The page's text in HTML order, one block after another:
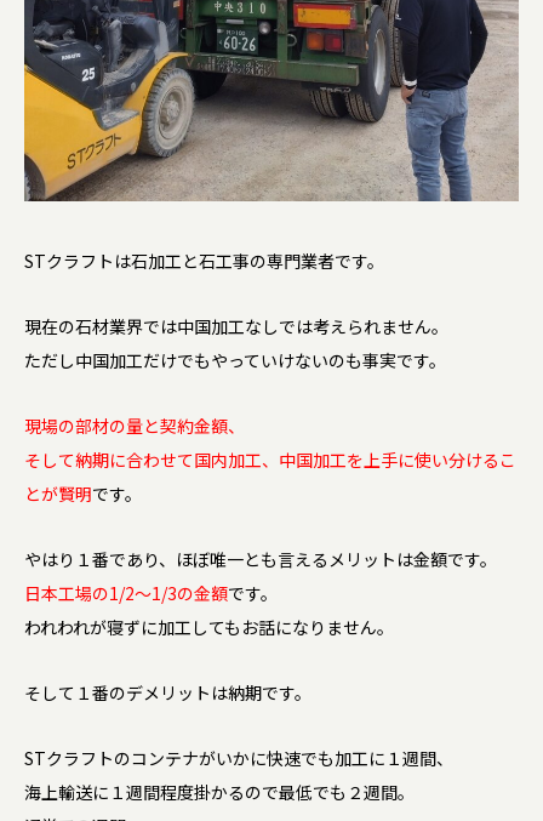
STクラフトは石加工と石工事の専門業者です。
現在の石材業界では中国加工なしでは考えられません。
ただし中国加工だけでもやっていけないのも事実です。
現場の部材の量と契約金額、
そして納期に合わせて国内加工、中国加工を上手に使い分けるこ
とが賢明です。
やはり１番であり、ほぼ唯一とも言えるメリットは金額です。
日本工場の1/2～1/3の金額です。
われわれが寝ずに加工してもお話になりません。
そして１番のデメリットは納期です。
STクラフトのコンテナがいかに快速でも加工に１週間、
海上輸送に１週間程度掛かるので最低でも２週間。